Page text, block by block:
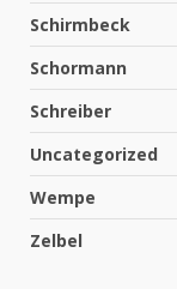
Schirmbeck
Schormann
Schreiber
Uncategorized
Wempe
Zelbel